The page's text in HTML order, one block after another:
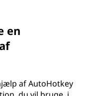
en
af AutoHotkey